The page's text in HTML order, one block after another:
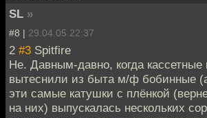
SL »
#8 | 29.04.05 22:37
2 #3 Spitfire
Не. Давным-давно, когда
вытеснили из быта м/ф бобинные
эти самые катушки с плёнкой
на них) выпускалась нескольких